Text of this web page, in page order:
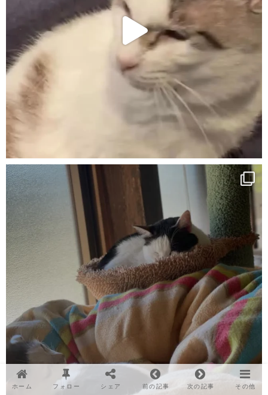
ホーム フォロー シェア 前の記事 次の記事 その他